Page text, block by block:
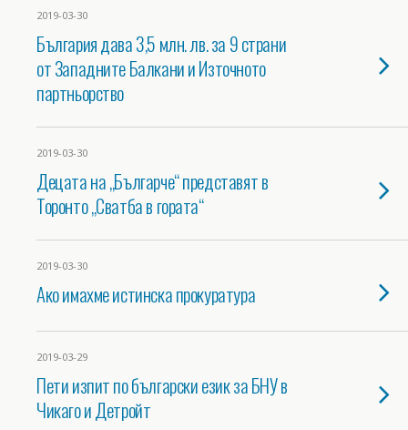
2019-03-30
България дава 3,5 млн. лв. за 9 страни
от Западните Балкани и Източното
партньорство
2019-03-30
Децата на „Българче“ представят в
Торонто „Сватба в гората“
2019-03-30
Ако имахме истинска прокуратура
2019-03-29
Пети изпит по български език за БНУ в
Чикаго и Детройт